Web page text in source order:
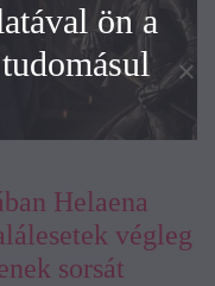
Helaena
végleg
sorsát
ön a